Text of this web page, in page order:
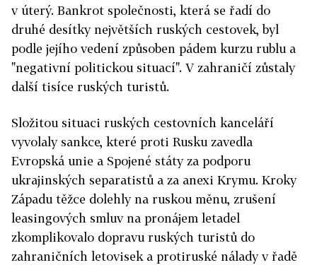
v úterý. Bankrot společnosti, která se řadí do
druhé desítky největších ruských cestovek, byl
podle jejího vedení způsoben pádem kurzu rublu a
"negativní politickou situací". V zahraničí zůstaly
další tisíce ruských turistů.
Složitou situaci ruských cestovních kanceláří
vyvolaly sankce, které proti Rusku zavedla
Evropská unie a Spojené státy za podporu
ukrajinských separatistů a za anexi Krymu. Kroky
Západu těžce dolehly na ruskou měnu, zrušení
leasingových smluv na pronájem letadel
zkomplikovalo dopravu ruských turistů do
zahraničních letovisek a protiruské nálady v řadě